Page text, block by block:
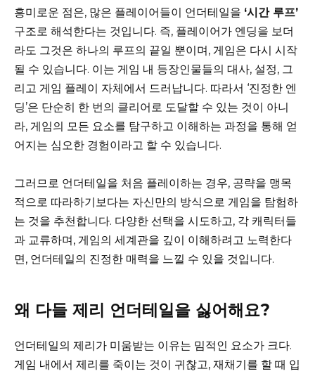
흥미로운 점은, 많은 플레이어들이 언더테일을 ‘시간 루프’
구조로 해석한다는 것입니다. 즉, 플레이어가 엔딩을 보더
라도 그것은 하나의 루프의 끝일 뿐이며, 게임은 다시 시작
될 수 있습니다. 이는 게임 내 등장인물들의 대사, 설정, 그
리고 게임 플레이 자체에서 드러납니다. 따라서 ‘진정한 엔
딩’은 단순히 한 번의 클리어로 도달할 수 있는 것이 아니
라, 게임의 모든 요소를 탐구하고 이해하는 과정을 통해 얻
어지는 심오한 경험이라고 할 수 있습니다.
그러므로 언더테일을 처음 플레이하는 경우, 공략을 맹목
적으로 따라하기보다는 자신만의 방식으로 게임을 탐험하
는 것을 추천합니다. 다양한 선택을 시도하고, 각 캐릭터들
과 교류하며, 게임의 세계관을 깊이 이해하려고 노력한다
면, 언더테일의 진정한 매력을 느낄 수 있을 것입니다.
왜 다들 제리 언더테일을 싫어해요?
언더테일의 제리가 미움받는 이유는 밈적인 요소가 크다.
게임 내에서 제리를 죽이는 것이 귀찮고, 재채기를 할 때 입